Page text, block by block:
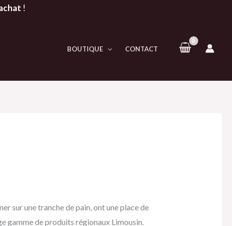
!
BOUTIQUE CONTACT
sur une tranche de pain, ont une place de
gamme de produits régionaux Limousin.